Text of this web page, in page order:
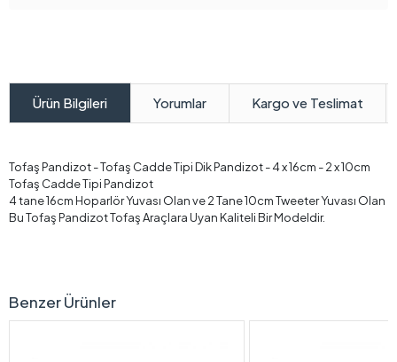
Ürün Bilgileri Yorumlar Kargo ve Teslimat
Tofaş Pandizot - Tofaş Cadde Tipi Dik Pandizot - 4 x 16cm - 2 x 10cm
Tofaş Cadde Tipi Pandizot
4 tane 16cm Hoparlör Yuvası Olan ve 2 Tane 10cm Tweeter Yuvası Olan
Bu Tofaş Pandizot Tofaş Araçlara Uyan Kaliteli Bir Modeldir.
Benzer Ürünler